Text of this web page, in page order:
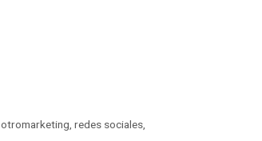
,otromarketing ,redes sociales